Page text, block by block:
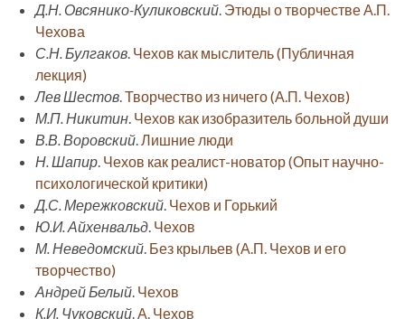
Д.Н. Овсянико-Куликовский. Этюды о творчестве А.П.
Чехова
С.Н. Булгаков. Чехов как мыслитель (Публичная
лекция)
Лев Шестов.Творчество из ничего (А.П. Чехов)
М.П. Никитин. Чехов как изобразитель больной души
В.В. Воровский.Лишние люди
Н. Шапир. Чехов как реалист-новатор (Опыт научно-
психологической критики)
Д.С. Мережковский. Чехов и Горький
Ю.И. Айхенвальд. Чехов
М. Неведомский. Без крыльев (А.П. Чехов и его
творчество)
Андрей Белый. Чехов
К.И. Чуковский.А. Чехов